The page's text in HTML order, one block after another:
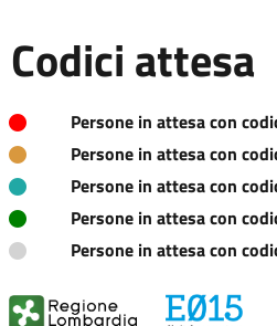
Codici attesa
Persone in attesa con
Persone in attesa con
Persone in attesa con
Persone in attesa con
Persone in attesa con